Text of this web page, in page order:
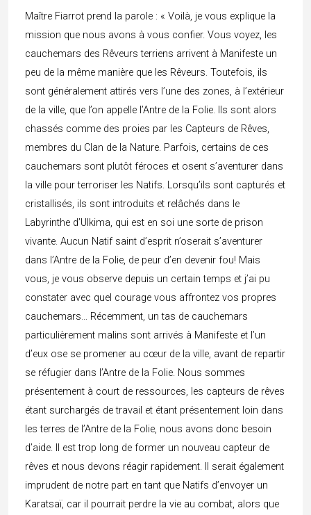
Maître Fiarrot prend la parole : « Voilà, je vous explique la
mission que nous avons à vous confier. Vous voyez, les
cauchemars des Rêveurs terriens arrivent à Manifeste un
peu de la même manière que les Rêveurs. Toutefois, ils
sont généralement attirés vers l’une des zones, à l’extérieur
de la ville, que l’on appelle l’Antre de la Folie. Ils sont alors
chassés comme des proies par les Capteurs de Rêves,
membres du Clan de la Nature. Parfois, certains de ces
cauchemars sont plutôt féroces et osent s’aventurer dans
la ville pour terroriser les Natifs. Lorsqu’ils sont capturés et
cristallisés, ils sont introduits et relâchés dans le
Labyrinthe d’Ulkima, qui est en soi une sorte de prison
vivante. Aucun Natif saint d’esprit n’oserait s’aventurer
dans l’Antre de la Folie, de peur d’en devenir fou! Mais
vous, je vous observe depuis un certain temps et j’ai pu
constater avec quel courage vous affrontez vos propres
cauchemars… Récemment, un tas de cauchemars
particulièrement malins sont arrivés à Manifeste et l’un
d’eux ose se promener au cœur de la ville, avant de repartir
se réfugier dans l’Antre de la Folie. Nous sommes
présentement à court de ressources, les capteurs de rêves
étant surchargés de travail et étant présentement loin dans
les terres de l’Antre de la Folie, nous avons donc besoin
d’aide. Il est trop long de former un nouveau capteur de
rêves et nous devons réagir rapidement. Il serait également
imprudent de notre part en tant que Natifs d’envoyer un
Karatsaï, car il pourrait perdre la vie au combat, alors que